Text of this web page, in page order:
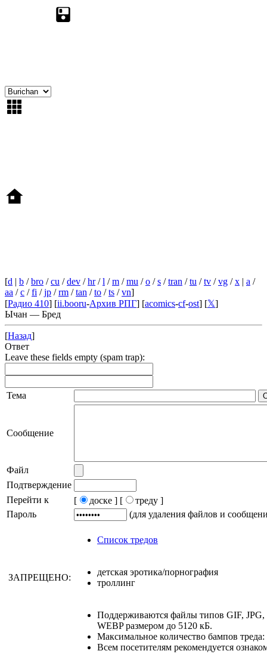
[d | b /bro /cu /dev /hr/l /m /mu /o /s /tran /tu /tv /vg /x | a /
aa /c /fi /jp /rm /tan /to /ts /vn]
[Радио 410] [ii.booru-Архив РПГ] [acomics-cf-ost] [𝕏]
Ычан — Бред
[Назад]
Ответ
Leave these fields empty (spam trap):
Тема
Сообщение
Файл
Подтверждение
Перейти к
[ доске ] [
треду ]
Пароль
(для удаления файлов и
Список тредов
ЗАПРЕЩЕНО:
детская эротика/порнография
троллинг
Поддерживаются файлы типов GIF,
WEBP размером до 5120 кБ.
Максимальное количество бампов треда:
Всем посетителям рекомендуется